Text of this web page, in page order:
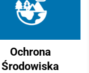
Ochrona
Środowiska